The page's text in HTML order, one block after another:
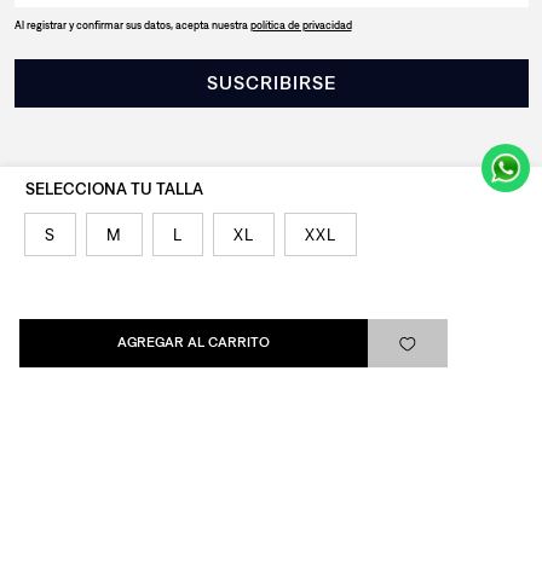
S M L XL XXL
AGREGAR AL CARRITO
Al registrar y confirmar sus datos, acepta nuestrapolítica de privacidad
SUSCRIBIRSE
Levi's®